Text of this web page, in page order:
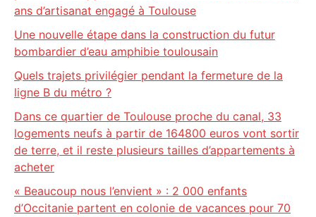
ans d’artisanat engagé à Toulouse
Une nouvelle étape dans la construction du futur
bombardier d’eau amphibie toulousain
Quels trajets privilégier pendant la fermeture de la
ligne B du métro ?
Dans ce quartier de Toulouse proche du canal, 33
logements neufs à partir de 164800 euros vont sortir
de terre, et il reste plusieurs tailles d’appartements à
acheter
« Beaucoup nous l’envient » : 2 000 enfants
d’Occitanie partent en colonie de vacances pour 70